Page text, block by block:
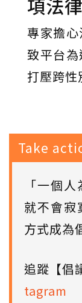
專家擔
致平台
打壓跨性
Take
「一個
就不會寂
方式成為
追蹤【倡
tagram